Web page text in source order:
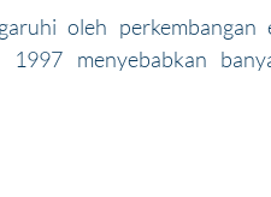
oleh perkembangan
menyebabkan